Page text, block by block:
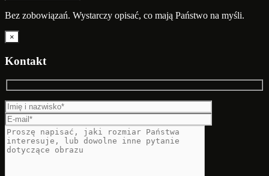
Bez zobowiązań. Wystarczy opisać, co mają Państwo na myśli.
×
Kontakt